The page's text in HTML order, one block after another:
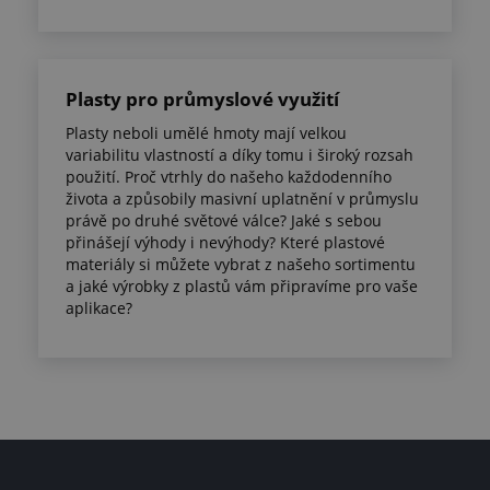
Plasty pro průmyslové využití
Plasty neboli umělé hmoty mají velkou
variabilitu vlastností a díky tomu i široký rozsah
použití. Proč vtrhly do našeho každodenního
života a způsobily masivní uplatnění v průmyslu
právě po druhé světové válce? Jaké s sebou
přinášejí výhody i nevýhody? Které plastové
materiály si můžete vybrat z našeho sortimentu
a jaké výrobky z plastů vám připravíme pro vaše
aplikace?